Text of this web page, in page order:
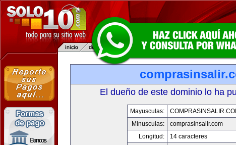
El dueño de este dominio lo ha
Mayusculas:
Minusculas:
comprasinsalir.com
Longitud:
14 caracteres